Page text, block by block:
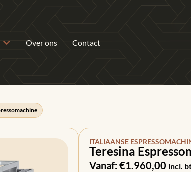
Over ons Contact
ITALIAANSE
Teresina
Vanaf:€1.960,00 incl.